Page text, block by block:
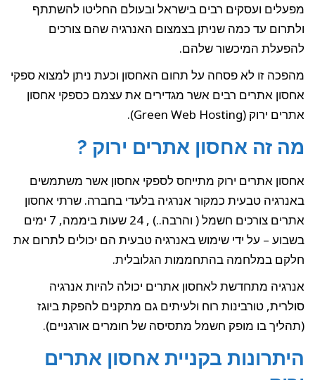
מפעלים ועסקים רבים בישראל ובעולם החליטו להשתתף
ולתרום עד כמה שניתן בצמצום האנרגיה שהם צורכים
להפעלת המיכשור שלהם.
מהפכה זו לא פסחה על תחום האחסון וכעת ניתן למצוא ספקי
אחסון אתרים רבים אשר מגדירים את עצמם כספקי אחסון
אתרים ירוק (Green Web Hosting).
מה זה אחסון אתרים ירוק ?
אחסון אתרים ירוק מתייחס לספקי אחסון אשר משתמשים
באנרגיה טבעית כמקור אנרגיה בלעדי בחברה. שרתי אחסון
אתרים צורכים חשמל ( והרבה..) , 24 שעות ביממה, 7 ימים
בשבוע – על ידי שימוש באנרגיה טבעית הם יכולים לתרום את
חלקם במלחמה בהתחממות הגלובלית.
אנרגיה מתחדשת לאחסון אתרים יכולה להיות אנרגיה
סולרית, טורבינות רוח ולעיתים גם מתקנים להפקת ביוגז
(תהליך בו מופק חשמל מתסיסה של חומרים אורגניים).
היתרונות בקניית אחסון אתרים